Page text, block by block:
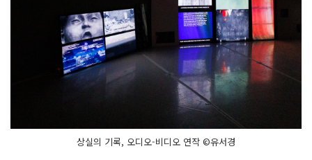
상실의 기록, 오디오-비디오 연작 ©유서경